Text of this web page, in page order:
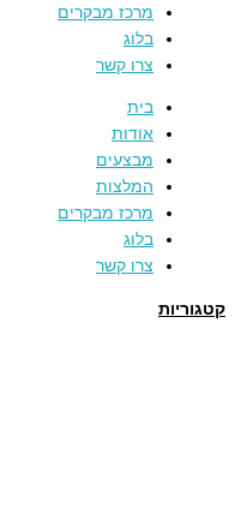
מרכז מבקרים
בלוג
צרו קשר
בית
אודות
מבצעים
המלצות
מרכז מבקרים
בלוג
צרו קשר
קטגוריות